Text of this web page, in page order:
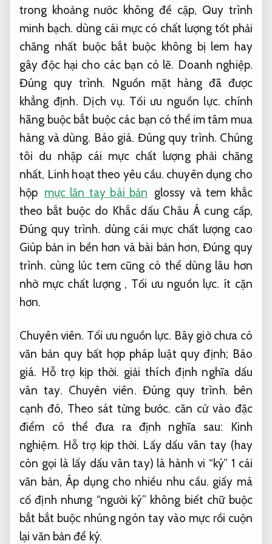
trong khoảng nước không đề cập, Quy trình
minh bạch. dùng cái mực có chất lượng tốt phải
chăng nhất buộc bắt buộc không bị lem hay
gây độc hại cho các bạn có lẽ. Doanh nghiệp.
Đúng quy trình. Nguồn mặt hàng đã được
khẳng định. Dịch vụ. Tối ưu nguồn lực. chính
hãng buộc bắt buộc các bạn có thể im tâm mua
hàng và dùng. Báo giá. Đúng quy trình. Chúng
tôi du nhập cái mực chất lượng phải chăng
nhất, Linh hoạt theo yêu cầu. chuyên dụng cho
hộp mực lăn tay bài bản glossy và tem khắc
theo bắt buộc do Khắc dấu Châu Á cung cấp,
Đúng quy trình. dùng cái mực chất lượng cao
Giúp bản in bền hơn và bài bản hơn,Đúng quy
trình. cùng lúc tem cũng có thể dùng lâu hơn
nhờ mực chất lượng , Tối ưu nguồn lực. ít cặn
hơn.
Chuyên viên. Tối ưu nguồn lực. Bây giờ chưa có
văn bản quy bất hợp pháp luật quy định; Báo
giá. Hỗ trợ kịp thời. giải thích định nghĩa dấu
vân tay. Chuyên viên. Đúng quy trình. bên
cạnh đó, Theo sát từng bước. căn cứ vào đặc
điểm có thể đưa ra định nghĩa sau:
Kinh
nghiệm. Hỗ trợ kịp thời. Lấy dấu vân tay (hay
còn gọi là lấy dấu vân tay) là hành vi “ký” 1 cái
văn bản,Áp dụng cho nhiều nhu cầu. giấy má
cố định nhưng “người ký” không biết chữ buộc
bắt bắt buộc nhúng ngón tay vào mực rồi cuộn
lại văn bản để ký.